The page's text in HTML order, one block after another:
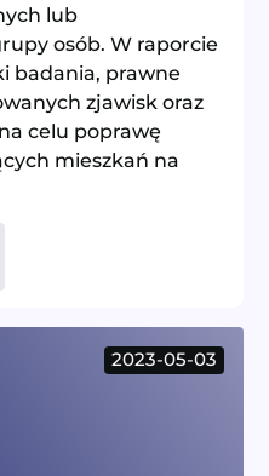
lub
osób. W raporcie
badania, prawne
zjawisk oraz
celu poprawę
mieszkań na
2023-05-03